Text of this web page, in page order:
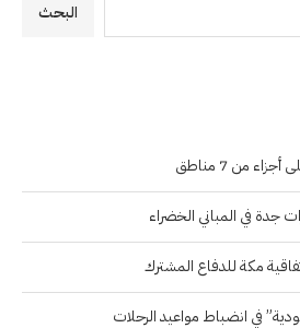
البحث
من 7 مناطق
جدة في المباني الخضراء
مكة للدفاع المشترك
في انضباط مواعيد الرحلات